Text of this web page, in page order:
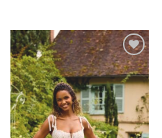
Toevoegen
aan
verlanglijst